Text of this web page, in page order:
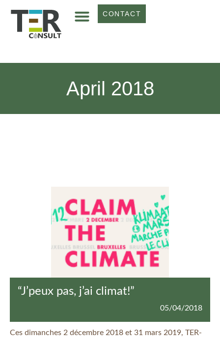
CONTACT
April 2018
“J’peux pas, j’ai climat!”
05/04/2018
Ces dimanches 2 décembre 2018 et 31 mars 2019, TER-